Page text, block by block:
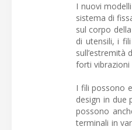
I nuovi
sistema di
sul corpo
di utensili, i
forti vibrazioni
I fili possono
design in due
possono
terminali in